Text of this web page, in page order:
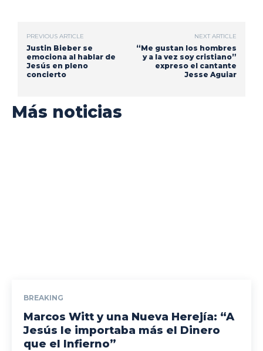
PREVIOUS ARTICLE
Justin Bieber se
emociona al hablar de
Jesús en pleno
concierto
NEXT ARTICLE
“Me gustan los hombres
y a la vez soy cristiano”
expreso el cantante
Jesse Aguiar
Más noticias
BREAKING
Marcos Witt y una Nueva Herejía: “A
Jesús le importaba más el Dinero
que el Infierno”